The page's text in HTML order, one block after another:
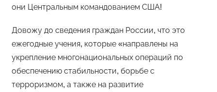
они Центральным командованием США!
Довожу до сведения граждан России, что это
ежегодные учения, которые «направлены на
укрепление многонациональных операций по
обеспечению стабильности, борьбе с
терроризмом, а также на развитие